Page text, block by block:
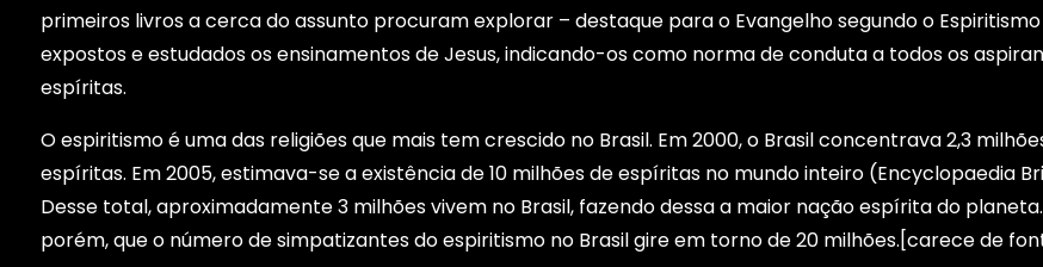
primeiros livros a cerca do assunto procuram explorar – destaque para o Evangelho segundo o
expostos e estudados os ensinamentos de Jesus, indicando-os como norma de conduta a todos os
espíritas.
O espiritismo é uma das religiões que mais tem crescido no Brasil. Em 2000, o Brasil concentrava 2,3
espíritas. Em 2005, estimava-se a existência de 10 milhões de espíritas no mundo inteiro (Encyclopaedia
Desse total, aproximadamente 3 milhões vivem no Brasil, fazendo dessa a maior nação espírita do
porém, que o número de simpatizantes do espiritismo no Brasil gire em torno de 20 milhões.[carece de